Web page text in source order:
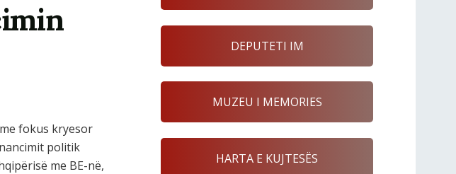
fokus kryesor
politik
me BE-në,
DEPUTETI IM
MUZEU I MEMORIES
HARTA E KUJTESËS